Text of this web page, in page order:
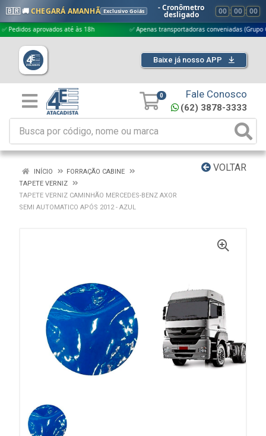
🇧🇷 🚚CHEGARÁ AMANHÃ Exclusivo Goiás - Cronômetro
desligado 00 : 00 : 00
aprovados até às 18h ✅ Apenas transportadoras conveniadas (Grupo G5)
Baixe já nosso APP
0 Fale Conosco
(62) 3878-3333
VOLTAR
INÍCIO
FORRAÇÃO CABINE
TAPETE VERNIZ
TAPETE VERNIZ CAMINHÃO MERCEDES-BENZ AXOR
SEMI AUTOMATICO APÓS 2012 - AZUL